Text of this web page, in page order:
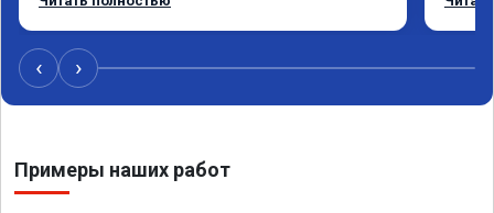
‹ ›
Примеры наших работ